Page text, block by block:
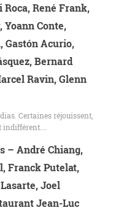
René Frank,
Yoann Conte,
Gastón Acurio,
Bernard
Ravin, Glenn
Certaines réjouissent,
indifférent.…
– André Chiang,
Franck Putelat,
Joel
Jean-Luc